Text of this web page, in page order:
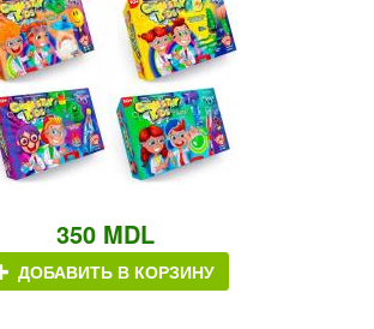
350 MDL
ДОБАВИТЬ В КОРЗИНУ